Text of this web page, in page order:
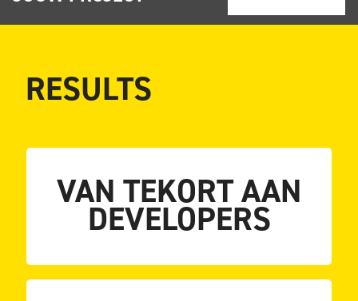
RESULTS
VAN TEKORT AAN
DEVELOPERS
NAAR FLEXIBELE SCHIL
Met aanvulling in capaciteit en expertise